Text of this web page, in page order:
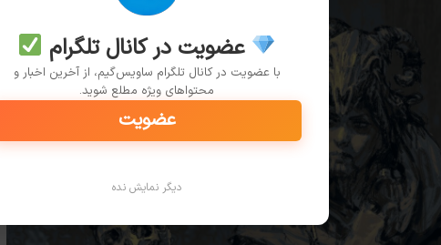
عضویت در کانال تلگرام
با عضویت در کانال تلگرام ساویس‌گیم، از آخرین اخبار و
محتواهای ویژه مطلع شوید.
عضویت
دیگر نمایش نده